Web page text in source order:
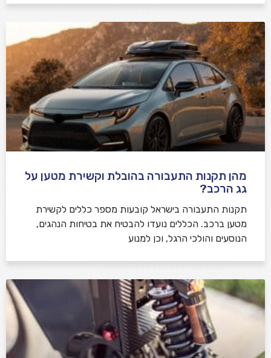
מהן תקנות התעבורה בהובלת וקשירת מטען על
גג הרכב?
תקנות התעבורה בישראל קובעות מספר כללים לקשירת
מטען ברכב. הכללים נועדו להבטיח את בטיחות הנהגים,
הנוסעים והולכי הרגל, וכן למנוע